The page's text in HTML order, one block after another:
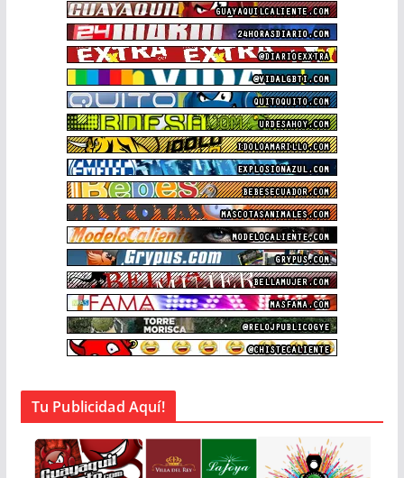
Tu Publicidad Aquí!